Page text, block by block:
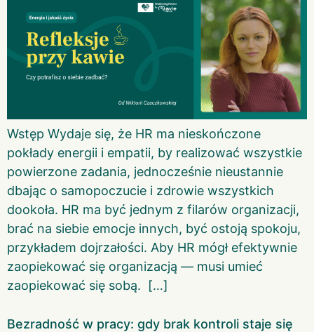
Wstęp Wydaje się, że HR ma nieskończone
pokłady energii i empatii, by realizować wszystkie
powierzone zadania, jednocześnie nieustannie
dbając o samopoczucie i zdrowie wszystkich
dookoła. HR ma być jednym z filarów organizacji,
brać na siebie emocje innych, być ostoją spokoju,
przykładem dojrzałości. Aby HR mógł efektywnie
zaopiekować się organizacją — musi umieć
zaopiekować się sobą. […]
Bezradność w pracy: gdy brak kontroli staje się